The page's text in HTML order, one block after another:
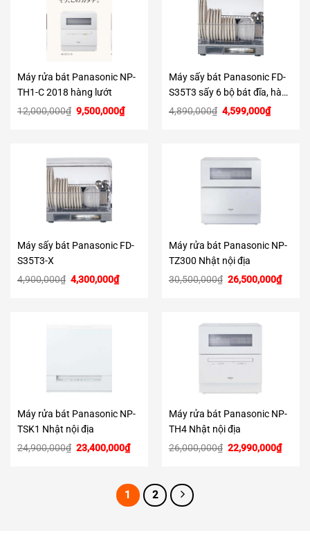
Máy rửa bát Panasonic NP-
TH1-C 2018 hàng lướt
12,000,000₫ Giá
gốc
9,500,000₫Giá
hiện
Máy sấy bát Panasonic FD-
S35T3 sấy 6 bộ bát đĩa, hàng
cao cấp
4,890,000₫ Giá
gốc
4,599,000₫Giá
hiện
Máy sấy bát Panasonic FD-
S35T3-X
4,900,000₫ Giá
gốc
4,300,000₫Giá
hiện
Máy rửa bát Panasonic NP-
TZ300 Nhật nội địa
30,500,000₫ Giá
gốc
26,500,000₫Giá
hiện
Máy rửa bát Panasonic NP-
TSK1 Nhật nội địa
24,900,000₫ Giá
gốc
23,400,000₫Giá
hiện
23,400,000₫.
Máy rửa bát Panasonic NP-
TH4 Nhật nội địa
26,000,000₫ Giá
gốc
22,990,000₫Giá
hiện
1 2